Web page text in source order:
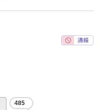
485